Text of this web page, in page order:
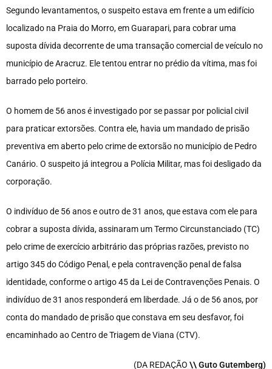
Segundo levantamentos, o suspeito estava em frente a um edifício
localizado na Praia do Morro, em Guarapari, para cobrar uma
suposta dívida decorrente de uma transação comercial de veículo no
município de Aracruz. Ele tentou entrar no prédio da vítima, mas foi
barrado pelo porteiro.
O homem de 56 anos é investigado por se passar por policial civil
para praticar extorsões. Contra ele, havia um mandado de prisão
preventiva em aberto pelo crime de extorsão no município de Pedro
Canário. O suspeito já integrou a Polícia Militar, mas foi desligado da
corporação.
O indivíduo de 56 anos e outro de 31 anos, que estava com ele para
cobrar a suposta dívida, assinaram um Termo Circunstanciado (TC)
pelo crime de exercício arbitrário das próprias razões, previsto no
artigo 345 do Código Penal, e pela contravenção penal de falsa
identidade, conforme o artigo 45 da Lei de Contravenções Penais. O
indivíduo de 31 anos responderá em liberdade. Já o de 56 anos, por
conta do mandado de prisão que constava em seu desfavor, foi
encaminhado ao Centro de Triagem de Viana (CTV).
(DA REDAÇÃO \\ Guto Gutemberg)